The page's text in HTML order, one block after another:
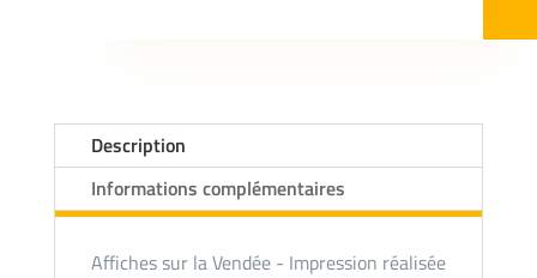
Description
Informations complémentaires
Affiches sur la Vendée - Impression réalisée